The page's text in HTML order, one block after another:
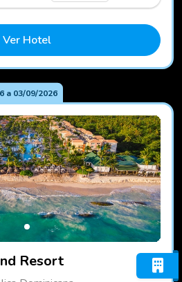
Ver Hotel
a 03/09/2026
Resort